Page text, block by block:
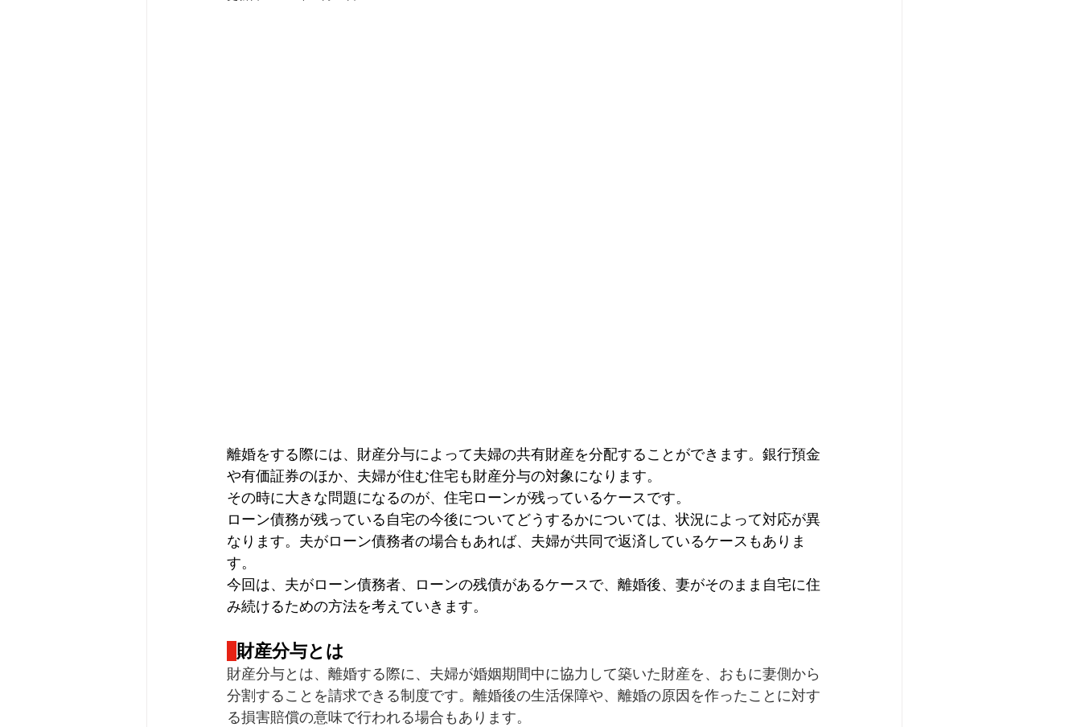
離婚をする際には、財産分与によって夫婦の共有財産を分配することができます。銀行預金
や有価証券のほか、夫婦が住む住宅も財産分与の対象になります。
その時に大きな問題になるのが、住宅ローンが残っているケースです。
ローン債務が残っている自宅の今後についてどうするかについては、状況によって対応が異
なります。夫がローン債務者の場合もあれば、夫婦が共同で返済しているケースもありま
す。
今回は、夫がローン債務者、ローンの残債があるケースで、離婚後、妻がそのまま自宅に住
み続けるための方法を考えていきます。
財産分与とは
財産分与とは、離婚する際に、夫婦が婚姻期間中に協力して築いた財産を、おもに妻側から
分割することを請求できる制度です。離婚後の生活保障や、離婚の原因を作ったことに対す
る損害賠償の意味で行われる場合もあります。